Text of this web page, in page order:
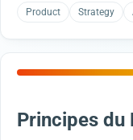
Product Strategy
Principes du